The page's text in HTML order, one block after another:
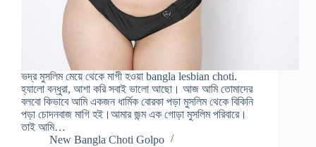
ভদ্র মুসলিম মেয়ে থেকে মাগী হওয়া bangla lesbian choti.
হ্যালো বন্ধুরা, আশা করি সবাই ভালো আছো। আজ আমি তোমাদের
বলবো কিভাবে আমি একজন ধার্মিক বোরকা পড়া মুসলিম থেকে বিকিনি
পড়া চোদনবাজ মাগি হই।আমার জন্ম এক গোড়া মুসলিম পরিবারে।
তাই আমি…
New Bangla Choti Golpo